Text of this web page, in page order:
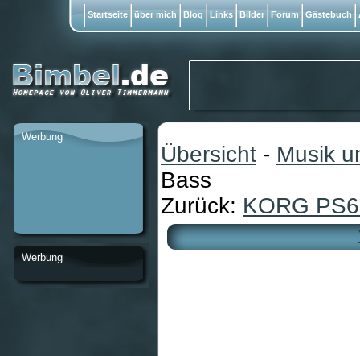
Übersicht - Musik
Bass
Zurück: KORG
Werbung
Werbung
Startseite über mich Blog Links Bilder Forum Gästebuch